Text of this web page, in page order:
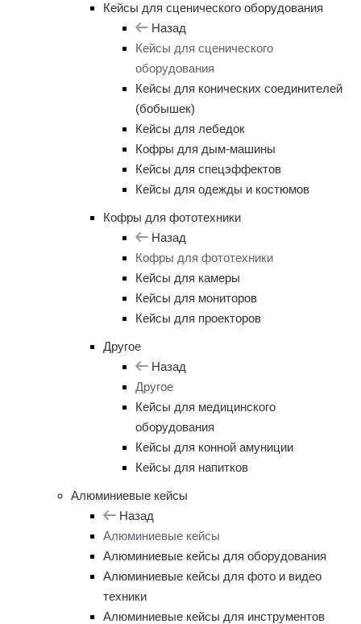
Кейсы для сценического оборудования
Назад
Кейсы для сценического
оборудования
Кейсы для конических соединителей
(бобышек)
Кейсы для лебедок
Кофры для дым-машины
Кейсы для спецэффектов
Кейсы для одежды и костюмов
Кофры для фототехники
Назад
Кофры для фототехники
Кейсы для камеры
Кейсы для мониторов
Кейсы для проекторов
Другое
Назад
Другое
Кейсы для медицинского
оборудования
Кейсы для конной амуниции
Кейсы для напитков
Алюминиевые кейсы
Назад
Алюминиевые кейсы
Алюминиевые кейсы для оборудования
Алюминиевые кейсы для фото и видео
техники
Алюминиевые кейсы для инструментов